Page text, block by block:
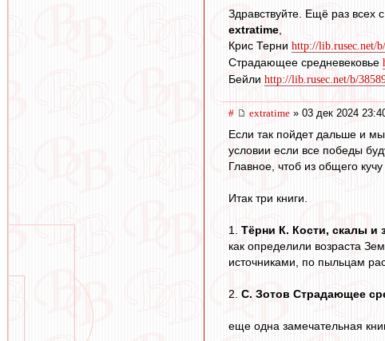
Здравствуйте. Ещё раз всех
extratime
Крис Терни http://lib.rusec.net/
Страдающее средневековье
Бейли http://lib.rusec.net/b/
# extratime » 03 дек 2024
Если так пойдет дальше и
условии если все победы
Главное, чтоб из общего
Итак три книги.
1. Тёрни К. Кости, скалы и
как определили возраста
источниками, по пыльцам
2. С. Зотов Страдающее
еще одна замечательная